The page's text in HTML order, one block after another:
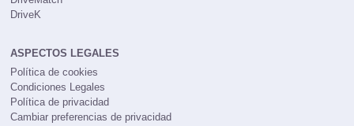
DriveK
ASPECTOS LEGALES
Política de cookies
Condiciones Legales
Política de privacidad
Cambiar preferencias de privacidad